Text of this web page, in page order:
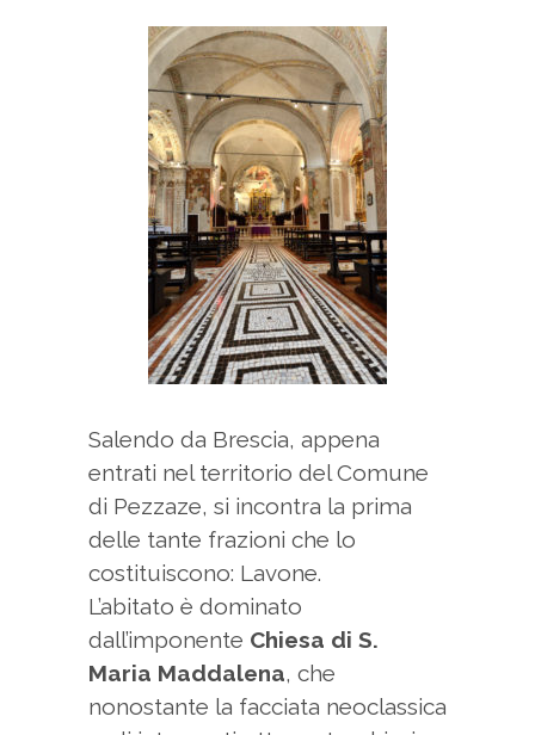
Salendo da Brescia, appena
entrati nel territorio del Comune
di Pezzaze, si incontra la prima
delle tante frazioni che lo
costituiscono: Lavone.
L’abitato è dominato
dall’imponente Chiesa di S.
Maria Maddalena, che
nonostante la facciata neoclassica